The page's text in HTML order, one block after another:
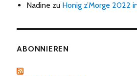
Nadine zu Honig z’Morge 2022
ABONNIEREN